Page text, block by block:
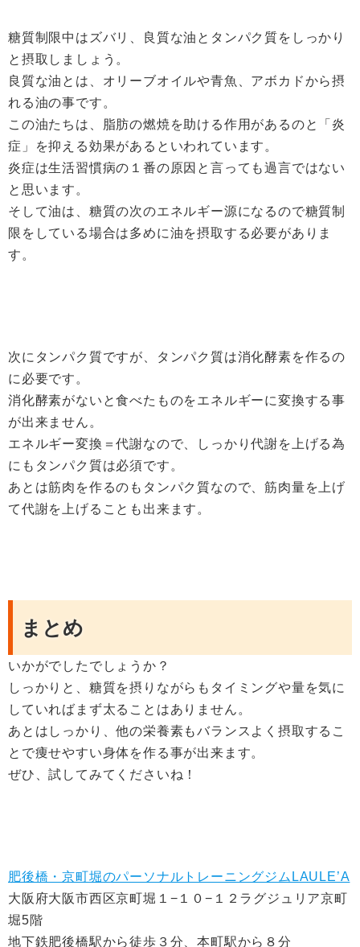
糖質制限中はズバリ、良質な油とタンパク質をしっかり
と摂取しましょう。
良質な油とは、オリーブオイルや青魚、アボカドから摂
れる油の事です。
この油たちは、脂肪の燃焼を助ける作用があるのと「炎
症」を抑える効果があるといわれています。
炎症は生活習慣病の１番の原因と言っても過言ではない
と思います。
そして油は、糖質の次のエネルギー源になるので糖質制
限をしている場合は多めに油を摂取する必要がありま
す。
次にタンパク質ですが、タンパク質は消化酵素を作るの
に必要です。
消化酵素がないと食べたものをエネルギーに変換する事
が出来ません。
エネルギー変換＝代謝なので、しっかり代謝を上げる為
にもタンパク質は必須です。
あとは筋肉を作るのもタンパク質なので、筋肉量を上げ
て代謝を上げることも出来ます。
まとめ
いかがでしたでしょうか？
しっかりと、糖質を摂りながらもタイミングや量を気に
していればまず太ることはありません。
あとはしっかり、他の栄養素もバランスよく摂取するこ
とで痩せやすい身体を作る事が出来ます。
ぜひ、試してみてくださいね！
肥後橋・京町堀のパーソナルトレーニングジムLAULE’A
大阪府大阪市西区京町堀１−１０−１２ラグジュリア京町
堀5階
地下鉄肥後橋駅から徒歩３分、本町駅から８分